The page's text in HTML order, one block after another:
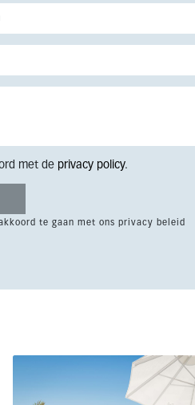
met de privacy policy.
te gaan met ons privacy beleid